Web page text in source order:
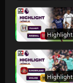
Highlight
Highlight